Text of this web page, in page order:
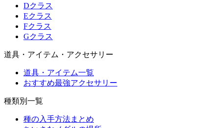
Dクラス
Eクラス
Fクラス
Gクラス
道具・アイテム・アクセサリー
道具・アイテム一覧
おすすめ最強アクセサリー
種類別一覧
種の入手方法まとめ